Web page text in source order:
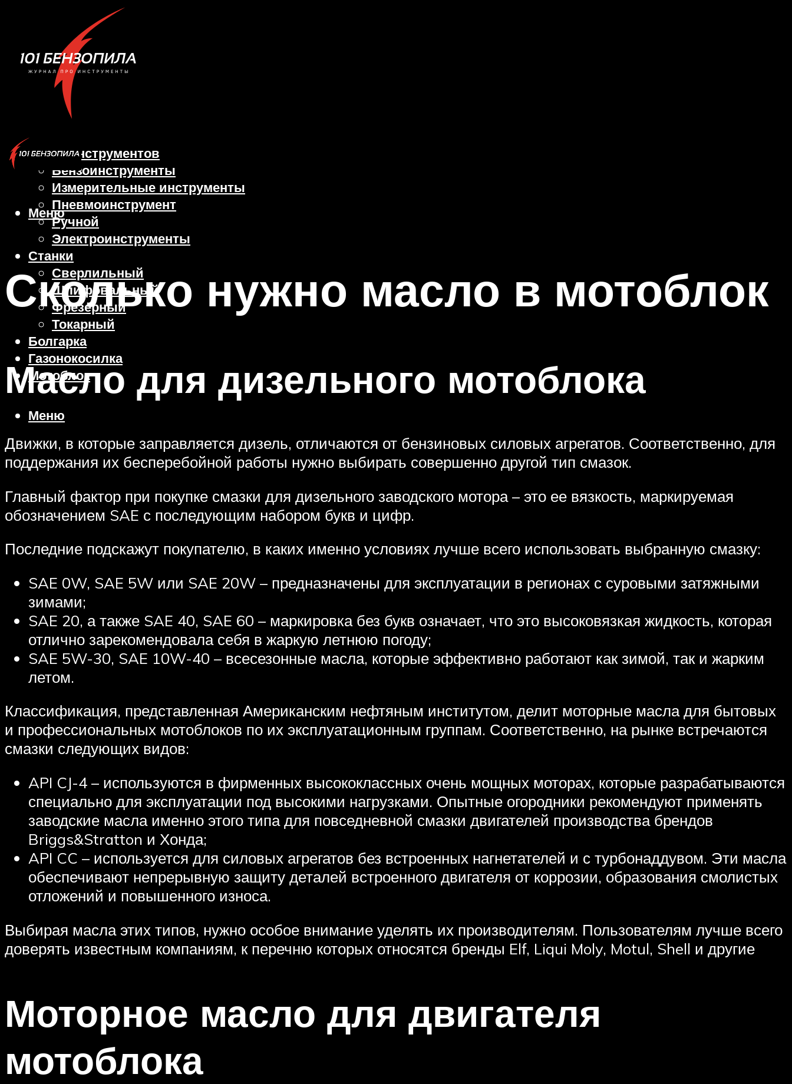
Виды инструментов
Бензоинструменты
Измерительные инструменты
Пневмоинструмент
Ручной
Электроинструменты
Станки
Сверлильный
Шлифовальный
Фрезерный
Токарный
Болгарка
Газонокосилка
Мотоблок
Меню
Меню
Сколько нужно масло в мотоблок
Масло для дизельного мотоблока
Движки, в которые заправляется дизель, отличаются от бензиновых силовых агрегатов. Соответственно, для
поддержания их бесперебойной работы нужно выбирать совершенно другой тип смазок.
Главный фактор при покупке смазки для дизельного заводского мотора – это ее вязкость, маркируемая
обозначением SAE с последующим набором букв и цифр.
Последние подскажут покупателю, в каких именно условиях лучше всего использовать выбранную смазку:
SAE 0W, SAE 5W или SAE 20W – предназначены для эксплуатации в регионах с суровыми затяжными
зимами;
SAE 20, а также SAE 40, SAE 60 – маркировка без букв означает, что это высоковязкая жидкость, которая
отлично зарекомендовала себя в жаркую летнюю погоду;
SAE 5W-30, SAE 10W-40 – всесезонные масла, которые эффективно работают как зимой, так и жарким
летом.
Классификация, представленная Американским нефтяным институтом, делит моторные масла для бытовых
и профессиональных мотоблоков по их эксплуатационным группам. Соответственно, на рынке встречаются
смазки следующих видов:
API CJ-4 – используются в фирменных высококлассных очень мощных моторах, которые разрабатываются
специально для эксплуатации под высокими нагрузками. Опытные огородники рекомендуют применять
заводские масла именно этого типа для повседневной смазки двигателей производства брендов
Briggs&Stratton и Хонда;
API CC – используется для силовых агрегатов без встроенных нагнетателей и с турбонаддувом. Эти масла
обеспечивают непрерывную защиту деталей встроенного двигателя от коррозии, образования смолистых
отложений и повышенного износа.
Выбирая масла этих типов, нужно особое внимание уделять их производителям. Пользователям лучше всего
доверять известным компаниям, к перечню которых относятся бренды Elf, Liqui Moly, Motul, Shell и другие
Моторное масло для двигателя
мотоблока